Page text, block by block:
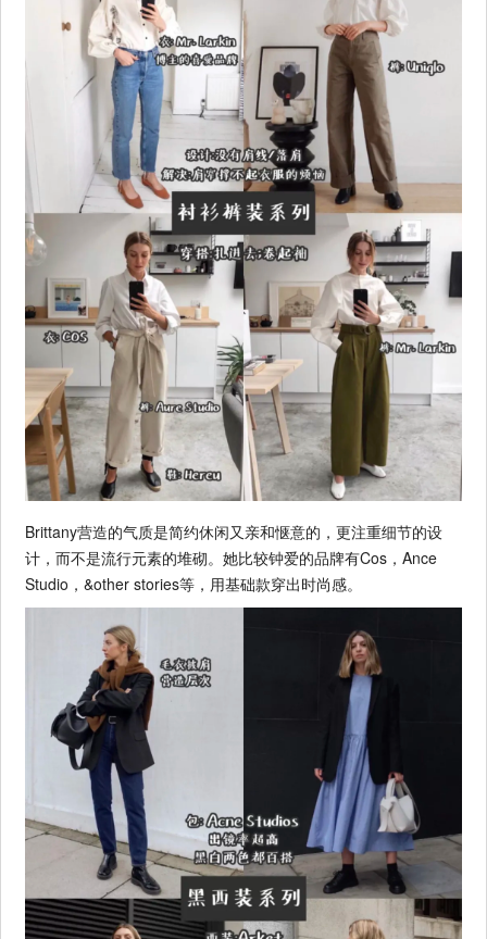
Brittany营造的气质是简约休闲又亲和惬意的，更注重细节的设
计，而不是流行元素的堆砌。她比较钟爱的品牌有Cos，Ance
Studio，&other stories等，用基础款穿出时尚感。